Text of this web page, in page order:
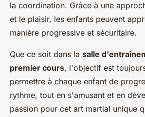
la coordination. Grâce à une
et le plaisir, les enfants peuvent
manière progressive et sécuritaire.
Que ce soit dans la salle
premier cours, l'objectif est
permettre à chaque enfant de
rythme, tout en s'amusant et en
passion pour cet art martial unique